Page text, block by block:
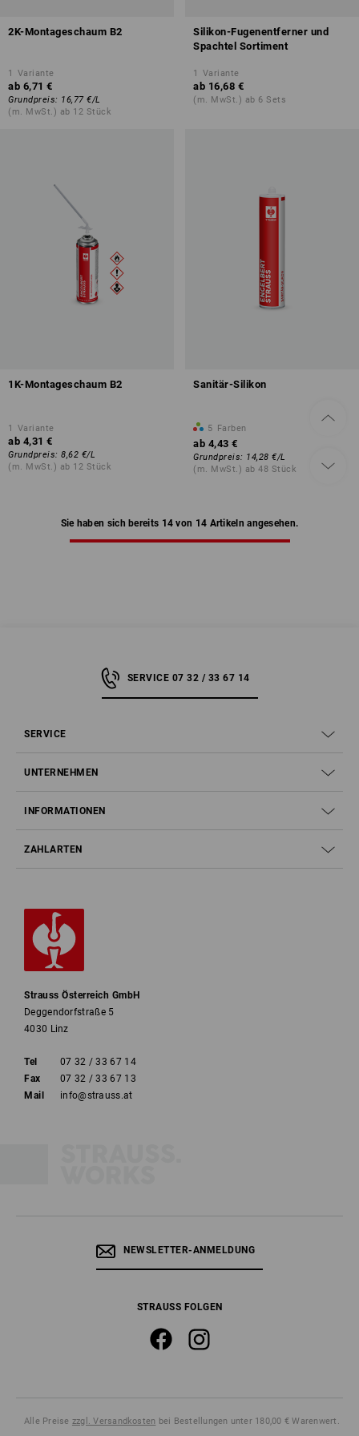
2K-Montageschaum B2
1 Variante
ab 6,71 €
Grundpreis: 16,77 €/L
(m. MwSt.) ab 12 Stück
Silikon-Fugenentferner und
Spachtel Sortiment
1 Variante
ab 16,68 €
(m. MwSt.) ab 6 Sets
1K-Montageschaum B2
1 Variante
ab 4,31 €
Grundpreis: 8,62 €/L
(m. MwSt.) ab 12 Stück
Sanitär-Silikon
5 Farben
ab 4,43 €
Grundpreis: 14,28 €/L
(m. MwSt.) ab 48 Stück
Sie haben sich bereits 14 von 14 Artikeln angesehen.
SERVICE 07 32 / 33 67 14
SERVICE
UNTERNEHMEN
INFORMATIONEN
ZAHLARTEN
Strauss Österreich GmbH
Deggendorfstraße 5
4030 Linz
Tel
07 32 / 33 67 14
Fax
07 32 / 33 67 13
Mail
info@strauss.at
NEWSLETTER-ANMELDUNG
STRAUSS FOLGEN
Alle Preise zzgl. Versandkosten bei Bestellungen unter 180,00 € Warenwert.